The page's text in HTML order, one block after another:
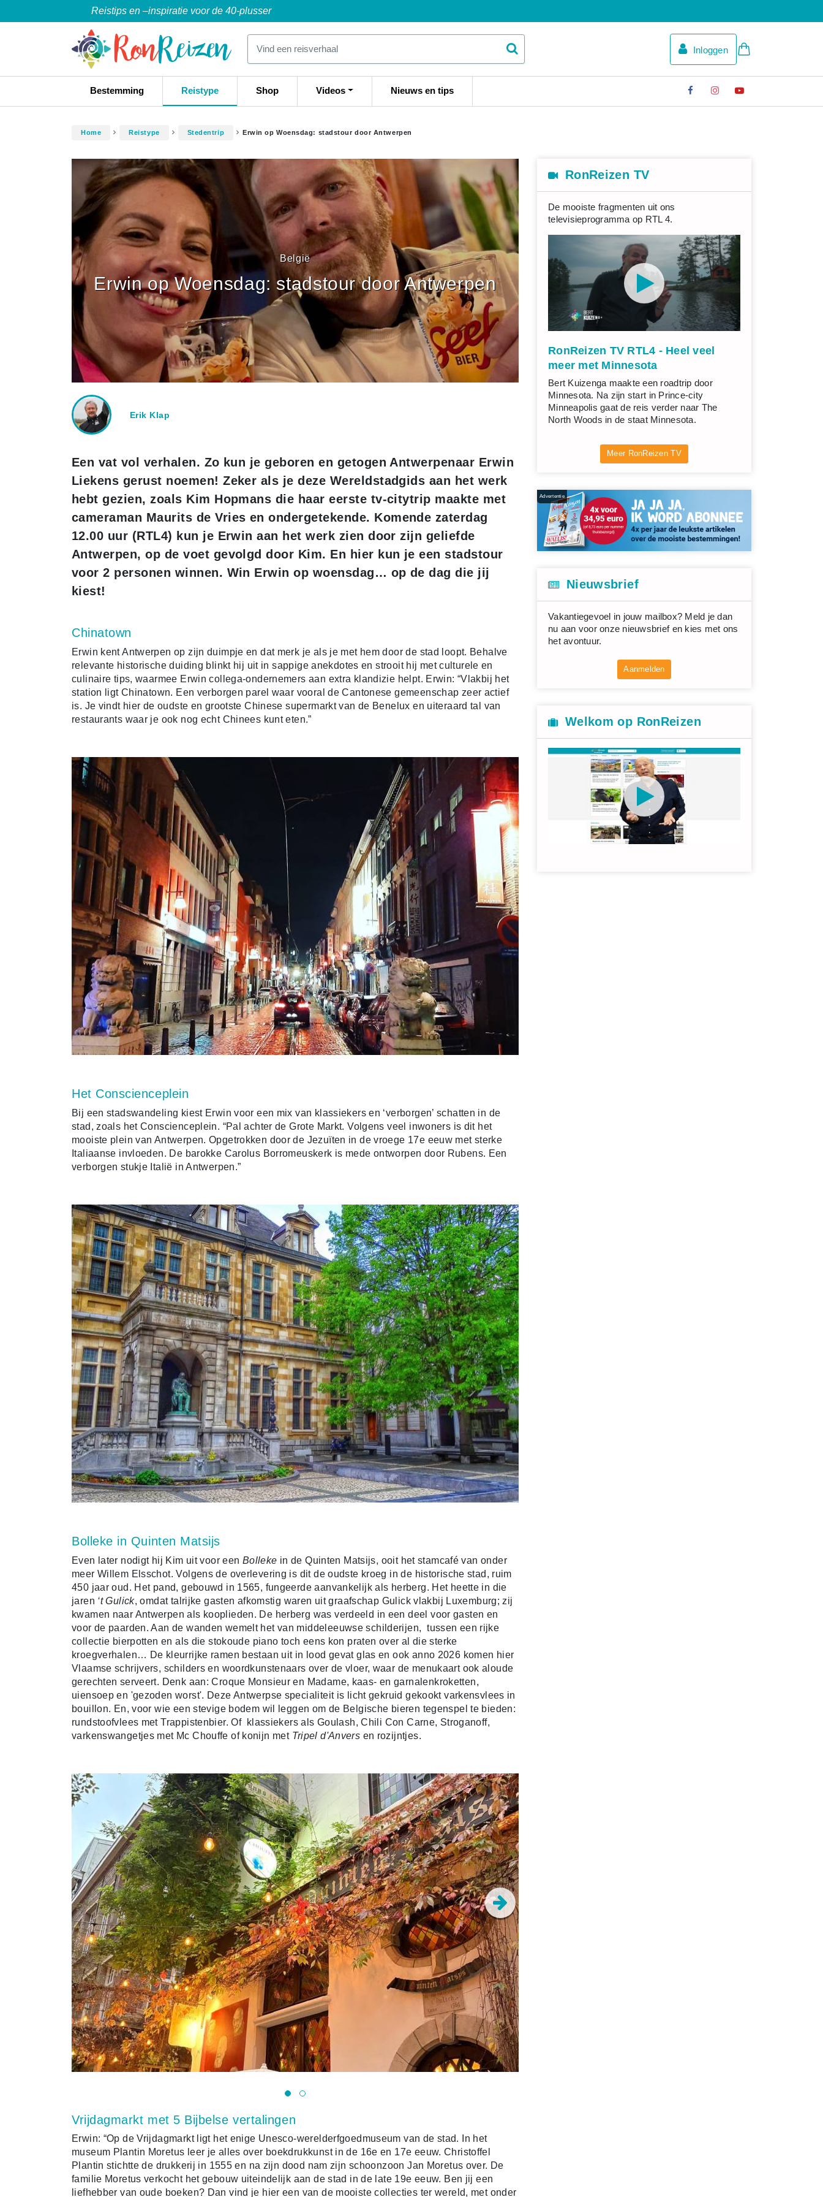
Reistips en –inspiratie voor de 40-plusser
Inloggen
Bestemming Reistype Shop Videos Nieuws en tips
Home Reistype Stedentrip Erwin op Woensdag: stadstour door Antwerpen
België
Erwin op Woensdag: stadstour door Antwerpen
Erik Klap
Een vat vol verhalen. Zo kun je geboren en getogen Antwerpenaar Erwin
Liekens gerust noemen! Zeker als je deze Wereldstadgids aan het werk
hebt gezien, zoals Kim Hopmans die haar eerste tv-citytrip maakte met
cameraman Maurits de Vries en ondergetekende. Komende zaterdag
12.00 uur (RTL4) kun je Erwin aan het werk zien door zijn geliefde
Antwerpen, op de voet gevolgd door Kim. En hier kun je een stadstour
voor 2 personen winnen. Win Erwin op woensdag… op de dag die jij
kiest!
Chinatown
Erwin kent Antwerpen op zijn duimpje en dat merk je als je met hem door de stad loopt. Behalve
relevante historische duiding blinkt hij uit in sappige anekdotes en strooit hij met culturele en
culinaire tips, waarmee Erwin collega-ondernemers aan extra klandizie helpt. Erwin: “Vlakbij het
station ligt Chinatown. Een verborgen parel waar vooral de Cantonese gemeenschap zeer actief
is. Je vindt hier de oudste en grootste Chinese supermarkt van de Benelux en uiteraard tal van
restaurants waar je ook nog echt Chinees kunt eten.”
Het Conscienceplein
Bij een stadswandeling kiest Erwin voor een mix van klassiekers en ‘verborgen’ schatten in de
stad, zoals het Conscienceplein. “Pal achter de Grote Markt. Volgens veel inwoners is dit het
mooiste plein van Antwerpen. Opgetrokken door de Jezuïten in de vroege 17e eeuw met sterke
Italiaanse invloeden. De barokke Carolus Borromeuskerk is mede ontworpen door Rubens. Een
verborgen stukje Italië in Antwerpen.”
Bolleke in Quinten Matsijs
Even later nodigt hij Kim uit voor een Bolleke in de Quinten Matsijs, ooit het stamcafé van onder
meer Willem Elsschot. Volgens de overlevering is dit de oudste kroeg in de historische stad, ruim
450 jaar oud. Het pand, gebouwd in 1565, fungeerde aanvankelijk als herberg. Het heette in die
jaren ‘t Gulick, omdat talrijke gasten afkomstig waren uit graafschap Gulick vlakbij Luxemburg; zij
kwamen naar Antwerpen als kooplieden. De herberg was verdeeld in een deel voor gasten en
voor de paarden. Aan de wanden wemelt het van middeleeuwse schilderijen, tussen een rijke
collectie bierpotten en als die stokoude piano toch eens kon praten over al die sterke
kroegverhalen… De kleurrijke ramen bestaan uit in lood gevat glas en ook anno 2026 komen hier
Vlaamse schrijvers, schilders en woordkunstenaars over de vloer, waar de menukaart ook aloude
gerechten serveert. Denk aan: Croque Monsieur en Madame, kaas- en garnalenkroketten,
uiensoep en 'gezoden worst'. Deze Antwerpse specialiteit is licht gekruid gekooktvarkensvlees in
bouillon. En, voor wie een stevige bodem wil leggen om de Belgische bieren tegenspel te bieden:
rundstoofvlees met Trappistenbier. Of klassiekers als Goulash,Chili Con Carne, Stroganoff,
varkenswangetjes met Mc Chouffe of konijn met Tripel d'Anvers en rozijntjes.
Vrijdagmarkt met 5 Bijbelse vertalingen
Erwin: “Op de Vrijdagmarkt ligt het enige Unesco-werelderfgoedmuseum van de stad. In het
museum Plantin Moretus leer je alles over boekdrukkunst in de 16e en 17e eeuw. Christoffel
Plantin stichtte de drukkerij in 1555 en na zijn dood nam zijn schoonzoon Jan Moretus over. De
familie Moretus verkocht het gebouw uiteindelijk aan de stad in de late 19e eeuw. Ben jij een
liefhebber van oude boeken? Dan vind je hier een van de mooiste collecties ter wereld, met onder
RonReizen TV
De mooiste fragmenten uit ons
televisieprogramma op RTL 4.
RonReizen TV RTL4 - Heel veel
meer met Minnesota
Bert Kuizenga maakte een roadtrip door
Minnesota. Na zijn start in Prince-city
Minneapolis gaat de reis verder naar The
North Woods in de staat Minnesota.
Meer RonReizen TV
Advertentie
Nieuwsbrief
Vakantiegevoel in jouw mailbox? Meld je dan
nu aan voor onze nieuwsbrief en kies met ons
het avontuur.
Aanmelden
Welkom op RonReizen